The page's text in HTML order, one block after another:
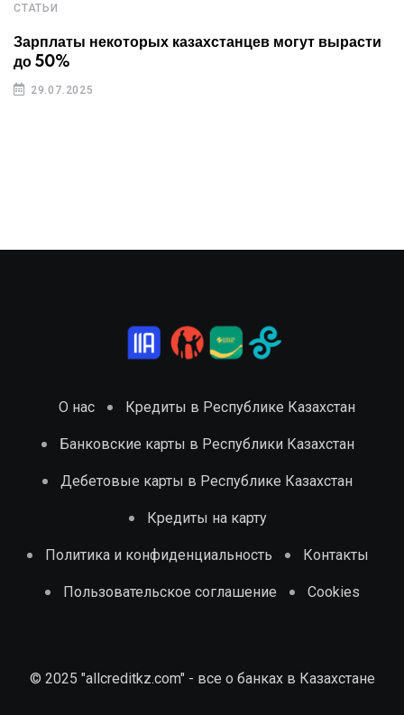
СТАТЬИ
Зарплаты некоторых казахстанцев могут вырасти
до 50%
29.07.2025
О нас Кредиты в Республике Казахстан
Банковские карты в Республики Казахстан
Дебетовые карты в Республике Казахстан
Кредиты на карту
Политика и конфиденциальность Контакты
Пользовательское соглашение Cookies
© 2025 "allcreditkz.com" - все о банках в Казахстане